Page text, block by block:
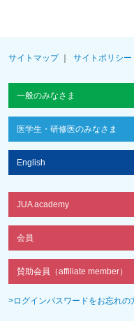
サイトマップ サイトポリシー
一般のみなさま
医学生・研修医のみなさま
English
JUA academy
会員
賛助会員（affiliate member）
>ログインパスワードをお忘れの